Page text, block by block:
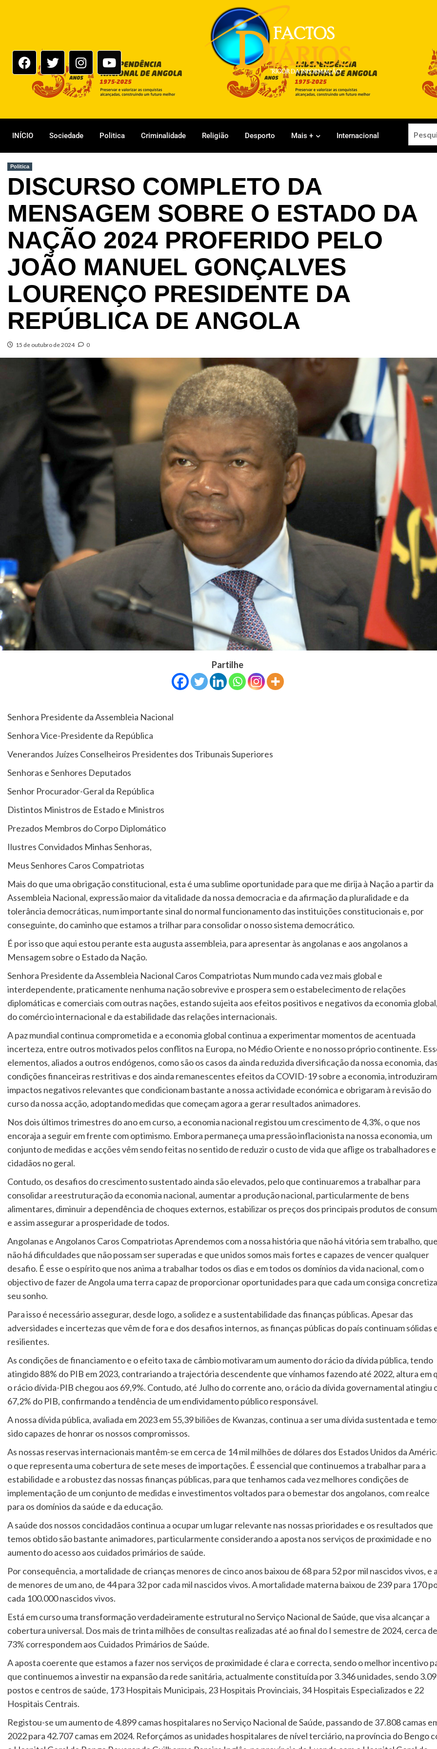
INÍCIO Sociedade Politica Criminalidade Religião Desporto Mais + Internacional
Politica
DISCURSO COMPLETO DA
MENSAGEM SOBRE O ESTADO DA
NAÇÃO 2024 PROFERIDO PELO
JOÃO MANUEL GONÇALVES
LOURENÇO PRESIDENTE DA
REPÚBLICA DE ANGOLA
15 de outubro de 2024 0
Partilhe
Senhora Presidente da Assembleia Nacional
Senhora Vice-Presidente da República
Venerandos Juízes Conselheiros Presidentes dos Tribunais Superiores
Senhoras e Senhores Deputados
Senhor Procurador-Geral da República
Distintos Ministros de Estado e Ministros
Prezados Membros do Corpo Diplomático
Ilustres Convidados Minhas Senhoras,
Meus Senhores Caros Compatriotas
Mais do que uma obrigação constitucional, esta é uma sublime oportunidade para que me dirija à Nação a partir da
Assembleia Nacional, expressão maior da vitalidade da nossa democracia e da afirmação da pluralidade e da
tolerância democráticas, num importante sinal do normal funcionamento das instituições constitucionais e, por
conseguinte, do caminho que estamos a trilhar para consolidar o nosso sistema democrático.
É por isso que aqui estou perante esta augusta assembleia, para apresentar às angolanas e aos angolanos a
Mensagem sobre o Estado da Nação.
Senhora Presidente da Assembleia Nacional Caros Compatriotas Num mundo cada vez mais global e
interdependente, praticamente nenhuma nação sobrevive e prospera sem o estabelecimento de relações
diplomáticas e comerciais com outras nações, estando sujeita aos efeitos positivos e negativos da economia global,
do comércio internacional e da estabilidade das relações internacionais.
A paz mundial continua comprometida e a economia global continua a experimentar momentos de acentuada
incerteza, entre outros motivados pelos conflitos na Europa, no Médio Oriente e no nosso próprio continente.
elementos, aliados a outros endógenos, como são os casos da ainda reduzida diversificação da nossa economia, das
condições financeiras restritivas e dos ainda remanescentes efeitos da COVID-19 sobre a economia, introduziram
impactos negativos relevantes que condicionam bastante a nossa actividade económica e obrigaram à revisão do
curso da nossa acção, adoptando medidas que começam agora a gerar resultados animadores.
Nos dois últimos trimestres do ano em curso, a economia nacional registou um crescimento de 4,3%, o que nos
encoraja a seguir em frente com optimismo. Embora permaneça uma pressão inflacionista na nossa economia, um
conjunto de medidas e acções vêm sendo feitas no sentido de reduzir o custo de vida que aflige os trabalhadores e
cidadãos no geral.
Contudo, os desafios do crescimento sustentado ainda são elevados, pelo que continuaremos a trabalhar para
consolidar a reestruturação da economia nacional, aumentar a produção nacional, particularmente de bens
alimentares, diminuir a dependência de choques externos, estabilizar os preços dos principais produtos de
e assim assegurar a prosperidade de todos.
Angolanas e Angolanos Caros Compatriotas Aprendemos com a nossa história que não há vitória sem trabalho, que
não há dificuldades que não possam ser superadas e que unidos somos mais fortes e capazes de vencer qualquer
desafio. É esse o espírito que nos anima a trabalhar todos os dias e em todos os domínios da vida nacional, com o
objectivo de fazer de Angola uma terra capaz de proporcionar oportunidades para que cada um consiga
seu sonho.
Para isso é necessário assegurar, desde logo, a solidez e a sustentabilidade das finanças públicas. Apesar das
adversidades e incertezas que vêm de fora e dos desafios internos, as finanças públicas do país continuam sólidas
resilientes.
As condições de financiamento e o efeito taxa de câmbio motivaram um aumento do rácio da dívida pública, tendo
atingido 88% do PIB em 2023, contrariando a trajectória descendente que vínhamos fazendo até 2022, altura em
o rácio dívida-PIB chegou aos 69,9%. Contudo, até Julho do corrente ano, o rácio da dívida governamental atingiu
67,2% do PIB, confirmando a tendência de um endividamento público responsável.
A nossa dívida pública, avaliada em 2023 em 55,39 biliões de Kwanzas, continua a ser uma dívida sustentada e
sido capazes de honrar os nossos compromissos.
As nossas reservas internacionais mantêm-se em cerca de 14 mil milhões de dólares dos Estados Unidos da
o que representa uma cobertura de sete meses de importações. É essencial que continuemos a trabalhar para a
estabilidade e a robustez das nossas finanças públicas, para que tenhamos cada vez melhores condições de
implementação de um conjunto de medidas e investimentos voltados para o bemestar dos angolanos, com realce
para os domínios da saúde e da educação.
A saúde dos nossos concidadãos continua a ocupar um lugar relevante nas nossas prioridades e os resultados que
temos obtido são bastante animadores, particularmente considerando a aposta nos serviços de proximidade e no
aumento do acesso aos cuidados primários de saúde.
Por consequência, a mortalidade de crianças menores de cinco anos baixou de 68 para 52 por mil nascidos vivos, e a
de menores de um ano, de 44 para 32 por cada mil nascidos vivos. A mortalidade materna baixou de 239 para 170
cada 100.000 nascidos vivos.
Está em curso uma transformação verdadeiramente estrutural no Serviço Nacional de Saúde, que visa alcançar a
cobertura universal. Dos mais de trinta milhões de consultas realizadas até ao final do I semestre de 2024, cerca de
73% correspondem aos Cuidados Primários de Saúde.
A aposta coerente que estamos a fazer nos serviços de proximidade é clara e correcta, sendo o melhor incentivo
que continuemos a investir na expansão da rede sanitária, actualmente constituída por 3.346 unidades, sendo
postos e centros de saúde, 173 Hospitais Municipais, 23 Hospitais Provinciais, 34 Hospitais Especializados e 22
Hospitais Centrais.
Registou-se um aumento de 4.899 camas hospitalares no Serviço Nacional de Saúde, passando de 37.808 camas
2022 para 42.707 camas em 2024. Reforçámos as unidades hospitalares de nível terciário, na província do Bengo